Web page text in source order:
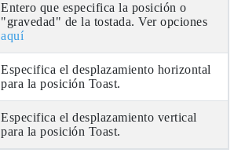
Entero que especifica la posición o
"gravedad" de la tostada. Ver opciones
aquí
Especifica el desplazamiento horizontal
para la posición Toast.
Especifica el desplazamiento vertical
para la posición Toast.